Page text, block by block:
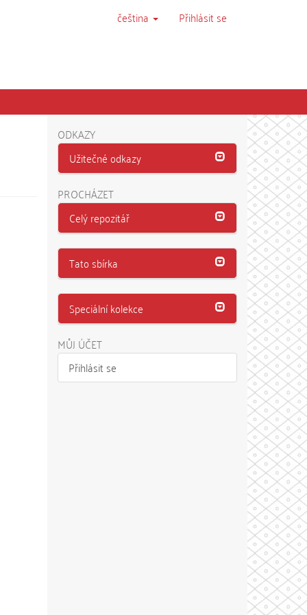
čeština Přihlásit se
ODKAZY
Užitečné odkazy
PROCHÁZET
Celý repozitář
Tato sbírka
Speciální kolekce
MŮJ ÚČET
Přihlásit se